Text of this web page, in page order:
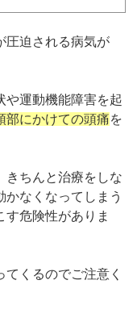
圧迫される病気が
や運動機能障害を起
部にかけての頭痛を
きちんと治療をしな
なくなってしまう
す危険性がありま
くるのでご注意く